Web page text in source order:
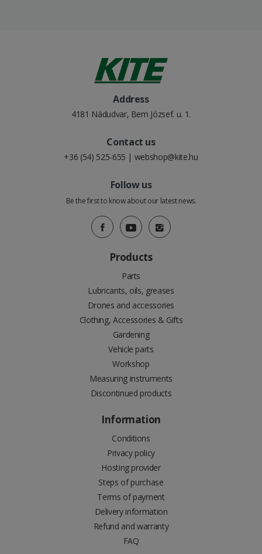
Address
4181 Nádudvar, Bem József. u. 1.
Contact us
+36 (54) 525-655 | webshop@kite.hu
Follow us
Be the first to know about our latest news.
Products
Parts
Lubricants, oils, greases
Drones and accessories
Clothing, Accessories & Gifts
Gardening
Vehicle parts
Workshop
Measuring instruments
Discontinued products
Information
Conditions
Privacy policy
Hosting provider
Steps of purchase
Terms of payment
Delivery information
Refund and warranty
FAQ